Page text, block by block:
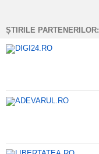
ȘTIRILE PARTENERILOR: